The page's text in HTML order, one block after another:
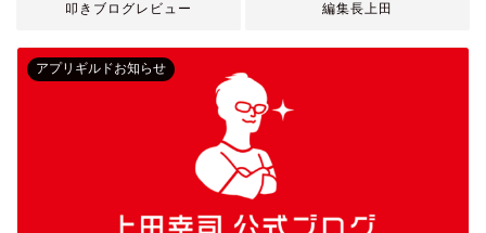
叩きブログレビュー 編集長上田
アプリギルドお知らせ